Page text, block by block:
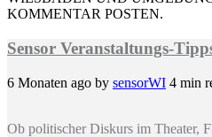
KOMMENTAR POSTEN.
Sensor Veranstaltungs-
6 Monaten ago by sensorWI 4 min
Ob politischer Diskurs im Theater,